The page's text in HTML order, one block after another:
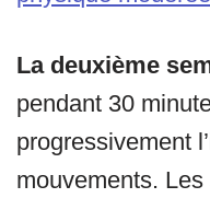
La deuxième
pendant 30
progressivement
mouvements.